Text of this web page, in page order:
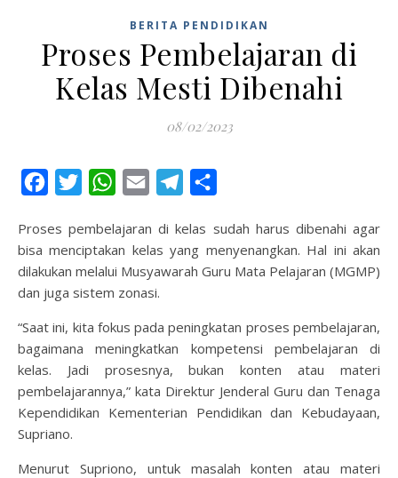
BERITA PENDIDIKAN
Proses Pembelajaran di
Kelas Mesti Dibenahi
08/02/2023
FacebookTwitterWhatsApp
Email Telegram
Proses pembelajaran di kelas sudah harus dibenahi agar
bisa menciptakan kelas yang menyenangkan. Hal ini akan
dilakukan melalui Musyawarah Guru Mata Pelajaran (MGMP)
dan juga sistem zonasi.
“Saat ini, kita fokus pada peningkatan proses pembelajaran,
bagaimana meningkatkan kompetensi pembelajaran di
kelas. Jadi prosesnya, bukan konten atau materi
pembelajarannya,” kata Direktur Jenderal Guru dan Tenaga
Kependidikan Kementerian Pendidikan dan Kebudayaan,
Supriano.
Menurut Supriono, untuk masalah konten atau materi